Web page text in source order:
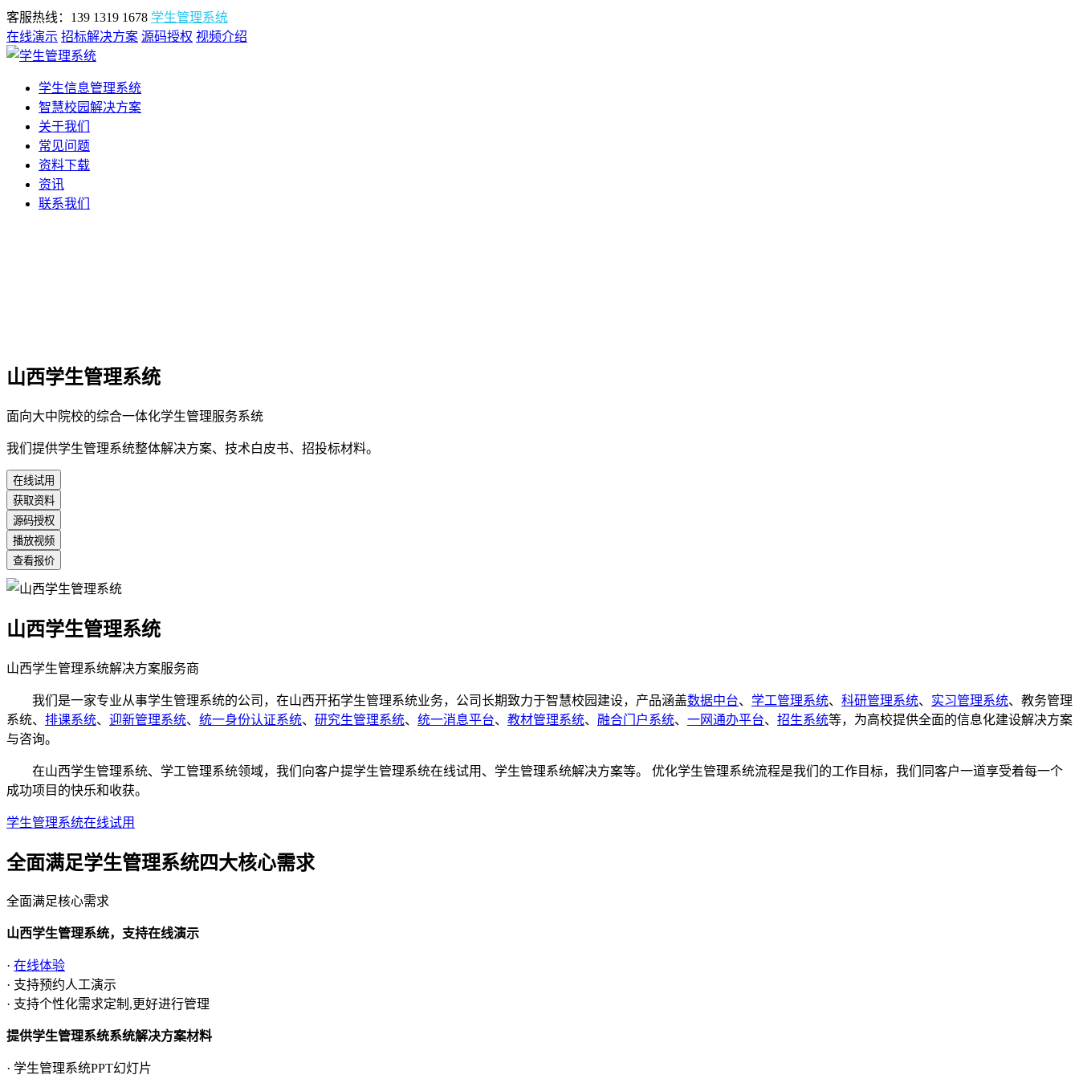
客服热线：139 1319 1678 学生管理系统
在线演示 招标解决方案 源码授权 视频介绍
学生信息管理系统
智慧校园解决方案
关于我们
常见问题
资料下载
资讯
联系我们
山西学生管理系统
面向大中院校的综合一体化学生管理服务系统
我们提供学生管理系统整体解决方案、技术白皮书、招投标材料。
在线试用
获取资料
源码授权
播放视频
查看报价
山西学生管理系统
山西学生管理系统解决方案服务商
我们是一家专业从事学生管理系统的公司，在山西开拓学生管理系统业务，公司长期致力于智慧校园建设，产品涵盖数据中台、 学工管理系统、 科研管理系统、 实习管理系统、教务管理
系统、 排课系统、 迎新管理系统、 统一身份认证系统、 研究生管理系统、 统一消息平台、 教材管理系统、 融合门户系统、 一网通办平台、 招生系统等，为高校提供全面的信息化建设解决方案
与咨询。
在山西学生管理系统、学工管理系统领域，我们向客户提学生管理系统在线试用、学生管理系统解决方案等。 优化学生管理系统流程是我们的工作目标，我们同客户一道享受着每一个
成功项目的快乐和收获。
学生管理系统在线试用
全面满足学生管理系统四大核心需求
全面满足核心需求
山西学生管理系统，支持在线演示
· 在线体验
· 支持预约人工演示
· 支持个性化需求定制,更好进行管理
提供学生管理系统系统解决方案材料
· 学生管理系统PPT幻灯片